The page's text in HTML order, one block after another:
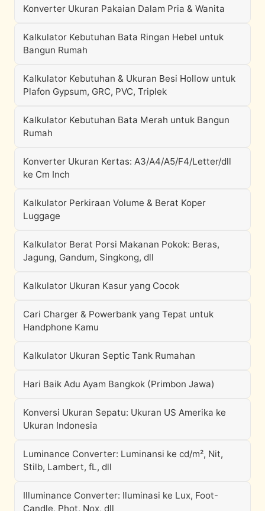
Konverter Ukuran Pakaian Dalam Pria & Wanita
Kalkulator Kebutuhan Bata Ringan Hebel untuk
Bangun Rumah
Kalkulator Kebutuhan & Ukuran Besi Hollow untuk
Plafon Gypsum, GRC, PVC, Triplek
Kalkulator Kebutuhan Bata Merah untuk Bangun
Rumah
Konverter Ukuran Kertas: A3/A4/A5/F4/Letter/dll
ke Cm Inch
Kalkulator Perkiraan Volume & Berat Koper
Luggage
Kalkulator Berat Porsi Makanan Pokok: Beras,
Jagung, Gandum, Singkong, dll
Kalkulator Ukuran Kasur yang Cocok
Cari Charger & Powerbank yang Tepat untuk
Handphone Kamu
Kalkulator Ukuran Septic Tank Rumahan
Hari Baik Adu Ayam Bangkok (Primbon Jawa)
Konversi Ukuran Sepatu: Ukuran US Amerika ke
Ukuran Indonesia
Luminance Converter: Luminansi ke cd/m², Nit,
Stilb, Lambert, fL, dll
Illuminance Converter: Iluminasi ke Lux, Foot-
Candle, Phot, Nox, dll